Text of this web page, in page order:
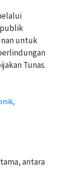
untuk
Tunas.
antara